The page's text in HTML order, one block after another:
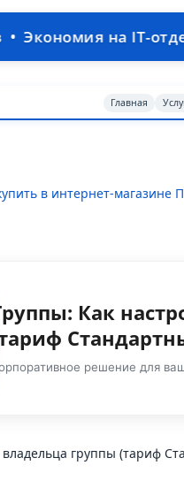
отделе: ваша
Главная
в интернет-магазине
Как
решение для
группы (тариф